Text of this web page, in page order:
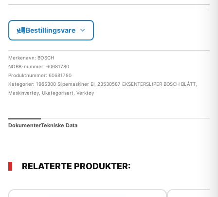
Bestillingsvare
Merkenavn: BOSCH
NOBB-nummer: 60681780
Produktnummer: 60681780
Kategorier: 1965300 Slipemaskiner El, 23530587 EKSENTERSLIPER BOSCH BLÅTT,
Maskinvertøy, Ukategorisert Verktøy
DokumenterTekniske Data
RELATERTE PRODUKTER: